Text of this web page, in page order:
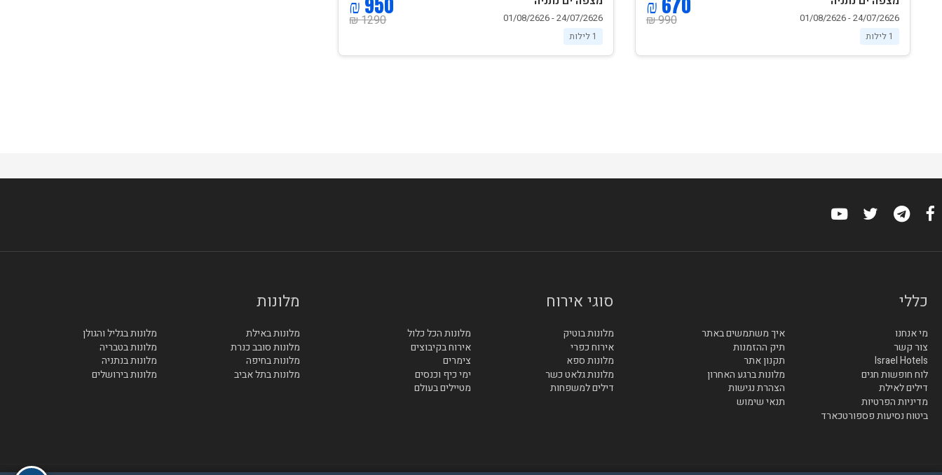
24/07/2626 - 01/08/2626
1 לילות
990 ₪
24/07/2626 - 01/08/2626
1 לילות
1290 ₪
כללי
מי אנחנו
איך משתמשים באתר
צור קשר
תיק ההזמנות
Israel Hotels
תקנון אתר
לוח חופשות חגים
מלונות ברגע האחרון
דילים לאילת
הצהרת נגישות
מדיניות הפרטיות
תנאי שימוש
ביטוח נסיעות פספורטכארד
סוגי אירוח
מלונות בוטיק
מלונות הכל כלול
אירוח כפרי
אירוח בקיבוצים
מלונות ספא
צימרים
מלונות גלאט כשר
ימי כיף וכנסים
דילים למשפחות
מטיילים בעולם
מלונות
מלונות באילת
מלונות בגליל והגולן
מלונות סובב כנרת
מלונות בטבריה
מלונות בחיפה
מלונות בנתניה
מלונות בתל אביב
מלונות בירושלים